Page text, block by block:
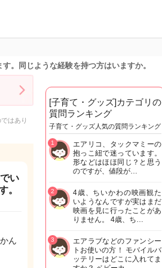
。同じような経験を持つ方はいますか。
はあり
い
。
ん
[子育て・グッズ]カテゴリの
質問ランキング
子育て・グッズ人気の質問ランキング
エアリコ、タックマミーの
抱っこ紐で迷っています。
形などはほほ同じ？と思う
のですが、値段が…
1
4歳、ちいかわの映画観た
いようなんですが実はまだ
映画を見に行ったことがあ
りません。 4歳、ち…
2
エアラブなどのファンシー
トお使いの方！ モバイルバ
ッテリーはどこに入れてま
3